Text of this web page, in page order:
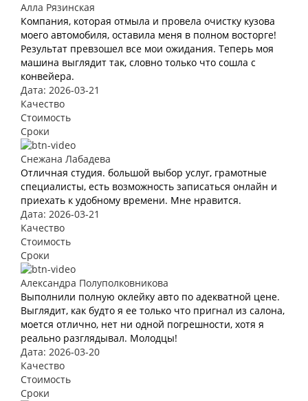
Алла Рязинская
Компания, которая отмыла и провела очистку кузова
моего автомобиля, оставила меня в полном восторге!
Результат превзошел все мои ожидания. Теперь моя
машина выглядит так, словно только что сошла с
конвейера.
Дата: 2026-03-21
Качество
Стоимость
Сроки
Снежана Лабадева
Отличная студия. большой выбор услуг, грамотные
специалисты, есть возможность записаться онлайн и
приехать к удобному времени. Мне нравится.
Дата: 2026-03-21
Качество
Стоимость
Сроки
Александра Полуполковникова
Выполнили полную оклейку авто по адекватной цене.
Выглядит, как будто я ее только что пригнал из салона,
моется отлично, нет ни одной погрешности, хотя я
реально разглядывал. Молодцы!
Дата: 2026-03-20
Качество
Стоимость
Сроки